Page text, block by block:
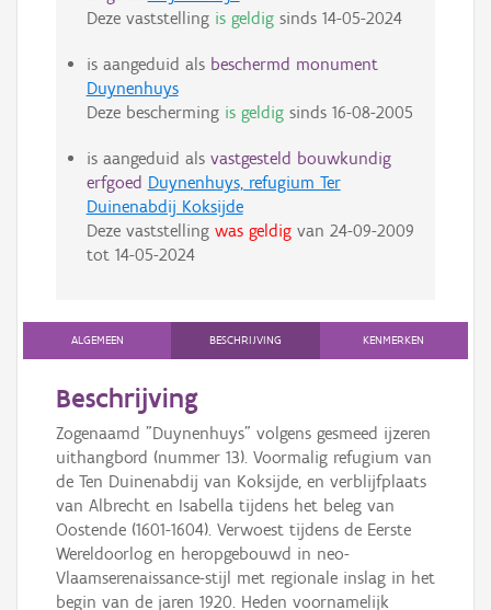
Deze vaststelling is geldigsinds 14-05-2024
is aangeduid als beschermd monument
Duynenhuys
Deze bescherming is geldigsinds 16-08-2005
is aangeduid als vastgesteld bouwkundig
erfgoed Duynenhuys, refugium Ter
Duinenabdij Koksijde
Deze vaststelling was geldigvan 24-09-2009
tot 14-05-2024
ALGEMEEN BESCHRIJVING KENMERKEN
Beschrijving
Zogenaamd "Duynenhuys" volgens gesmeed ijzeren
uithangbord (nummer 13). Voormalig refugium van
de Ten Duinenabdij van Koksijde, en verblijfplaats
van Albrecht en Isabella tijdens het beleg van
Oostende (1601-1604). Verwoest tijdens de Eerste
Wereldoorlog en heropgebouwd in neo-
Vlaamserenaissance-stijl met regionale inslag in het
begin van de jaren 1920. Heden voornamelijk